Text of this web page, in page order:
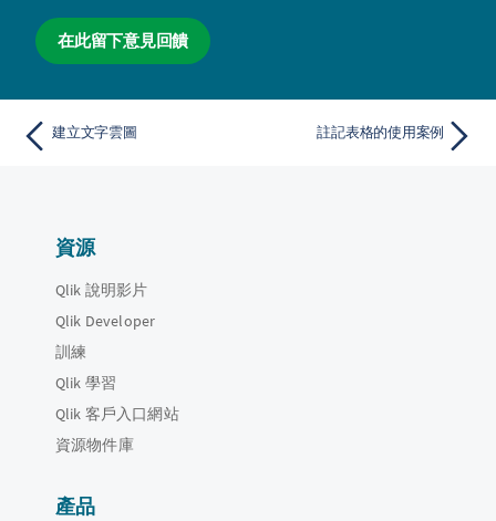
在此留下意見回饋
建立文字雲圖 註記表格的使用案例
資源
Qlik 說明影片
Qlik Developer
訓練
Qlik 學習
Qlik 客戶入口網站
資源物件庫
產品